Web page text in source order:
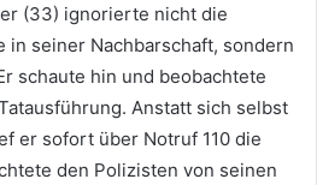
(33) ignorierte nicht die
in seiner Nachbarschaft, sondern
schaute hin und beobachtete
Anstatt sich selbst
er sofort über Notruf 110 die
den Polizisten von seinen